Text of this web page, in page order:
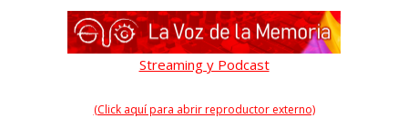
Streaming y Podcast
(Click aquí para abrir reproductor externo)